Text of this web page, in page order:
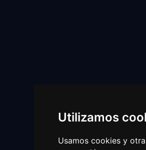
Utilizamos
Usamos cookies y